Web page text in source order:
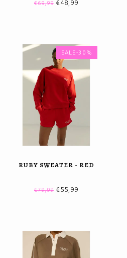
€69,99 €48,99
SALE-30%
RUBY SWEATER - RED
€79,99 €55,99